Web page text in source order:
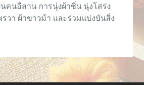
คนอีสาน การนุ่งผ้าซิ่น นุ่งโสร่ง
วา ผ้าขาวม้า และร่วมแบ่งบันสิ่ง